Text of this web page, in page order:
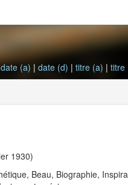
date (a) |date (d) |titre (a) |titre
1930)
Beau, Biographie,